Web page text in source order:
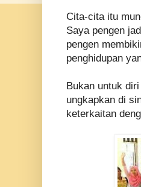
Cita-cita itu
Saya pengen
pengen
penghidupan
Bukan untuk
ungkapkan di
keterkaitan